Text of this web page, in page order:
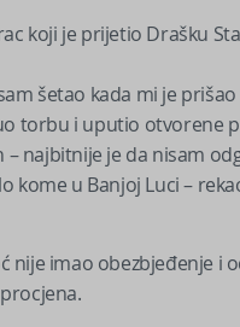
koji je prijetio Drašku
šetao kada mi je
torbu i uputio otvorene
– najbitnije je da nisam
kome u Banjoj Luci –
nije imao obezbjeđenje i